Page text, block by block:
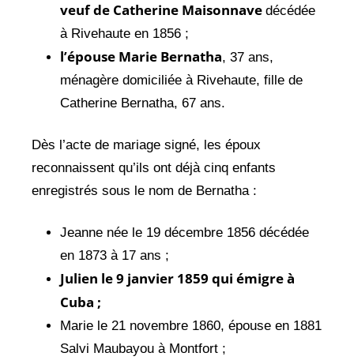
veuf de Catherine Maisonnave décédée
à Rivehaute en 1856 ;
l’épouse Marie Bernatha, 37 ans,
ménagère domiciliée à Rivehaute, fille de
Catherine Bernatha, 67 ans.
Dès l’acte de mariage signé, les époux
reconnaissent qu’ils ont déjà cinq enfants
enregistrés sous le nom de Bernatha :
Jeanne née le 19 décembre 1856 décédée
en 1873 à 17 ans ;
Julien le 9 janvier 1859 qui émigre à
Cuba ;
Marie le 21 novembre 1860, épouse en 1881
Salvi Maubayou à Montfort ;